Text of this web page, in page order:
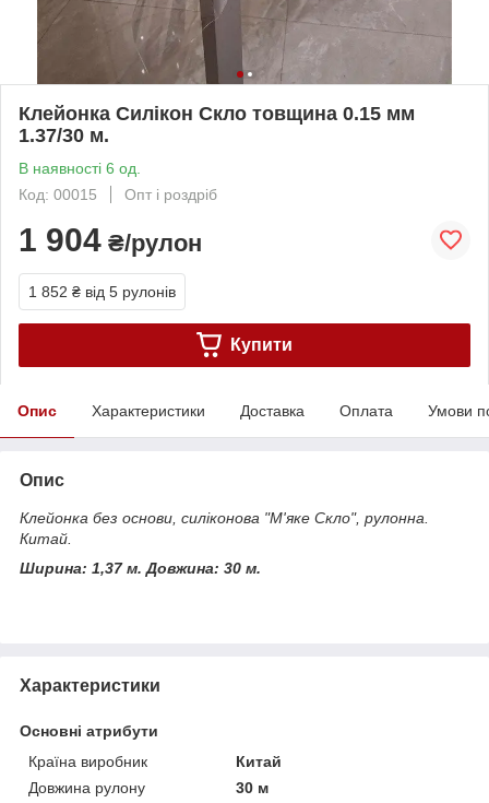
Клейонка Силікон Скло товщина 0.15 мм
1.37/30 м.
В наявності 6 од.
Код: 00015
Опт і роздріб
1 904 ₴/рулон
1 852 ₴ від 5 рулонів
Купити
Опис Характеристики Доставка Оплата Умови
Опис
Клейонка без основи, силіконова "М'яке Скло", рулонна.
Китай.
Ширина: 1,37 м.Довжина: 30 м.
Характеристики
Основні атрибути
Країна виробник
Китай
Довжина рулону
30 м